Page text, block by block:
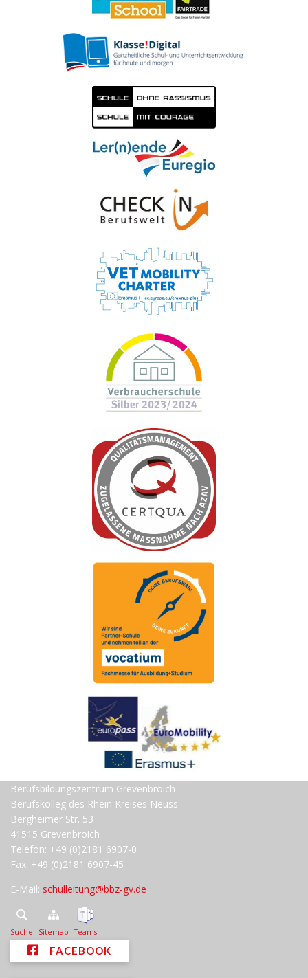
Berufsbildungszentrum Grevenbroich
Berufskolleg des Rhein Kreises Neuss
Bergheimer Str. 53
41515 Grevenbroich
Telefon: +49 (0)2181 6907-0
Fax: +49 (0)2181 6907-45
E-Mail: schulleitung@bbz-gv.de
Suche Sitemap Teams
FACEBOOK